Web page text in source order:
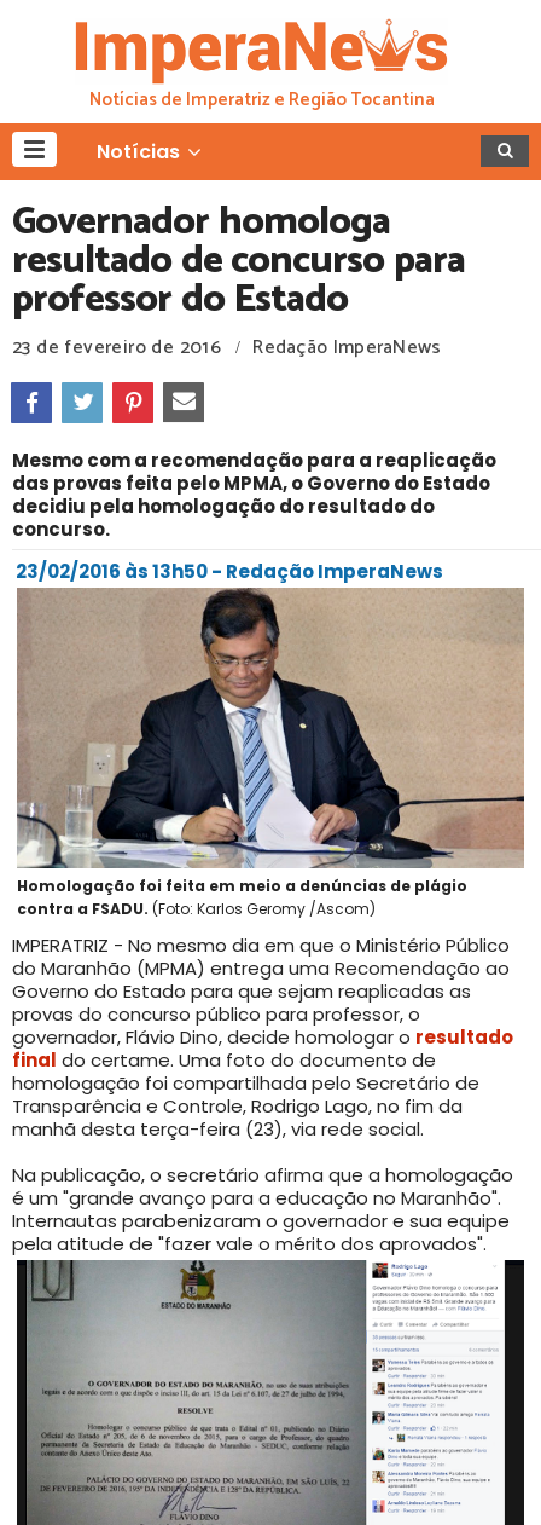
Notícias de Imperatriz e Região Tocantina
Notícias
Governador homologa
resultado de concurso para
professor do Estado
23 de fevereiro de 2016 / Redação ImperaNews
Mesmo com a recomendação para a reaplicação
das provas feita pelo MPMA, o Governo do Estado
decidiu pela homologação do resultado do
concurso.
23/02/2016 às 13h50 - Redação ImperaNews
Homologação foi feita em meio a denúncias de plágio
contra a FSADU. (Foto: Karlos Geromy /Ascom)
IMPERATRIZ - No mesmo dia em que o Ministério Público
do Maranhão (MPMA) entrega uma Recomendação ao
Governo do Estado para que sejam reaplicadas as
provas do concurso público para professor, o
governador, Flávio Dino, decide homologar o resultado
final do certame. Uma foto do documento de
homologação foi compartilhada pelo Secretário de
Transparência e Controle, Rodrigo Lago, no fim da
manhã desta terça-feira (23), via rede social.
Na publicação, o secretário afirma que a homologação
é um "grande avanço para a educação no Maranhão".
Internautas parabenizaram o governador e sua equipe
pela atitude de "fazer vale o mérito dos aprovados".